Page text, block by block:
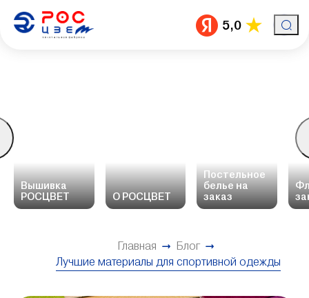
5,0
Вышивка
РОСЦВЕТ
О РОСЦВЕТ
Постельное
белье на
заказ
Главная
Блог
Лучшие материалы для спортивной одежды